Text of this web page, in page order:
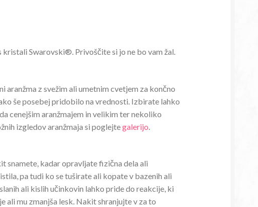
kristali Swarovski®. Privoščite si jo ne bo vam žal.
aranžma z svežim ali umetnim cvetjem za končno
še posebej pridobilo na vrednosti. Izbirate lahko
cenejšim aranžmajem in velikim ter nekoliko
izgledov aranžmaja si poglejtegalerijo
snamete, kadar opravljate fizična dela ali
pa tudi ko se tuširate ali kopate v bazenih ali
ali kislih učinkovin lahko pride do reakcije, ki
ali mu zmanjša lesk. Nakit shranjujte v za to